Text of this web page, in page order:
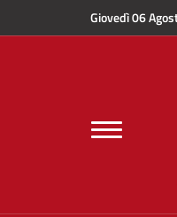
Salta al contenuto principale
Giovedì 06
Toggle